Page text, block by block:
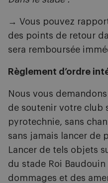
→ Vous pouvez
des points de retour
sera remboursée
Règlement d’ordre
Nous vous
de soutenir votre club
pyrotechnie, sans
sans jamais lancer de
Lancer de tels objets
du stade Roi
dommages et des